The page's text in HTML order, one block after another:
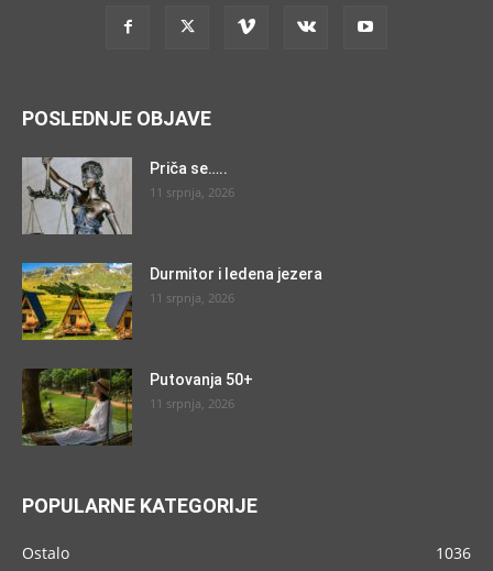
POSLEDNJE OBJAVE
Priča se…..
11 srpnja, 2026
Durmitor i ledena jezera
11 srpnja, 2026
Putovanja 50+
11 srpnja, 2026
POPULARNE KATEGORIJE
Ostalo 1036